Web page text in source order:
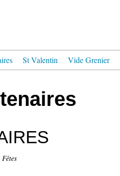
St Valentin Vide Grenier